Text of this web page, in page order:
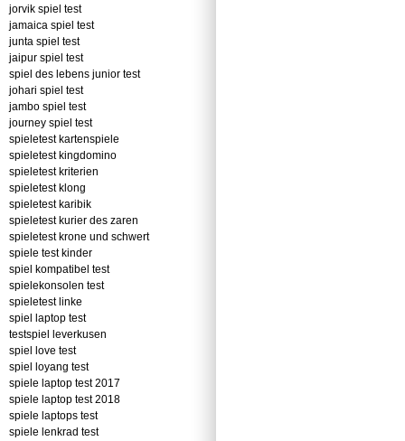
jorvik spiel test
jamaica spiel test
junta spiel test
jaipur spiel test
spiel des lebens junior test
johari spiel test
jambo spiel test
journey spiel test
spieletest kartenspiele
spieletest kingdomino
spieletest kriterien
spieletest klong
spieletest karibik
spieletest kurier des zaren
spieletest krone und schwert
spiele test kinder
spiel kompatibel test
spielekonsolen test
spieletest linke
spiel laptop test
testspiel leverkusen
spiel love test
spiel loyang test
spiele laptop test 2017
spiele laptop test 2018
spiele laptops test
spiele lenkrad test